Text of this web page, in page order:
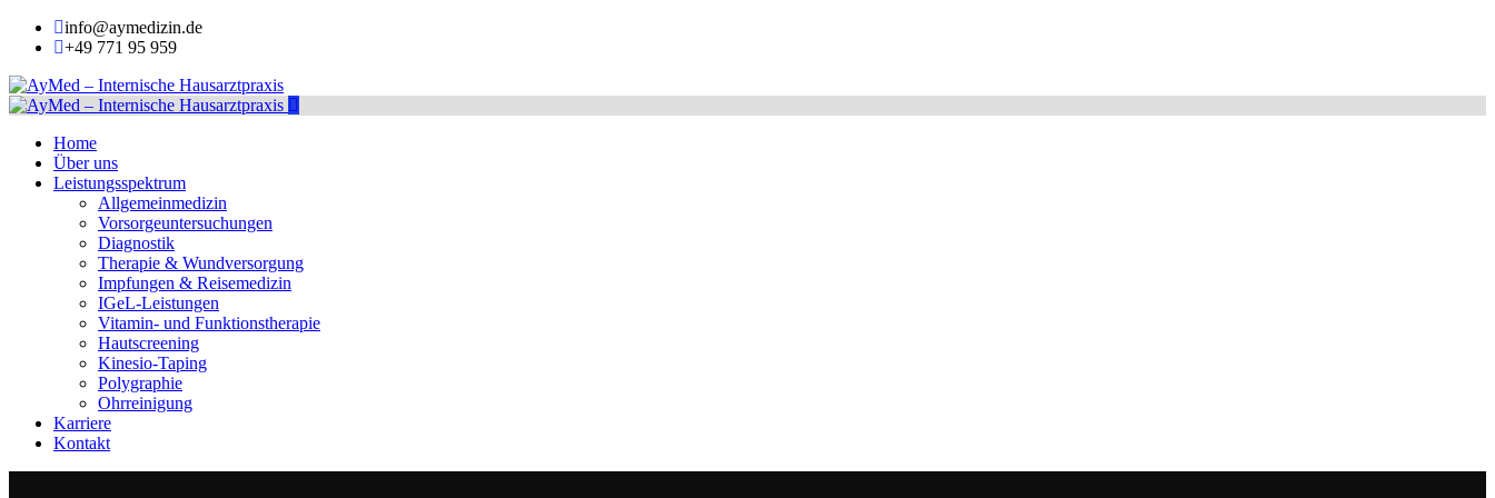
info@aymedizin.de
+49 771 95 959
Home
Über uns
Leistungsspektrum
Allgemeinmedizin
Vorsorgeuntersuchungen
Diagnostik
Therapie & Wundversorgung
Impfungen & Reisemedizin
IGeL-Leistungen
Vitamin- und Funktionstherapie
Hautscreening
Kinesio-Taping
Polygraphie
Ohrreinigung
Karriere
Kontakt